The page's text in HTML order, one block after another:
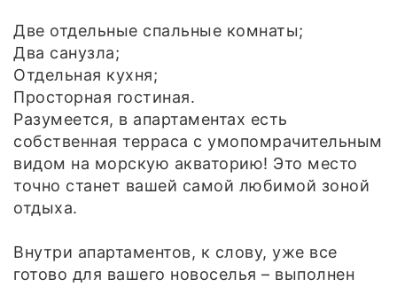
Две отдельные спальные комнаты;
Два санузла;
Отдельная кухня;
Просторная гостиная.
Разумеется, в апартаментах есть
собственная терраса с умопомрачительным
видом на морскую акваторию! Это место
точно станет вашей самой любимой зоной
отдыха.
Внутри апартаментов, к слову, уже все
готово для вашего новоселья – выполнен